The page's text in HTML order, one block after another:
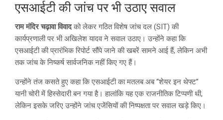
एसआईटी की जांच पर भी उठाए सवाल
राम मंदिर चढ़ावा विवादको लेकर गठित विशेष जांच दल (SIT) की
कार्यप्रणाली पर भी अखिलेश यादव ने सवाल उठाए। उन्होंने कहा कि
एसआईटी की प्रारंभिक रिपोर्ट सौंपे जाने की खबरें सामने आई हैं, लेकिन अभी
तक जांच के निष्कर्ष सार्वजनिक नहीं किए गए हैं।
उन्होंने तंज कसते हुए कहा कि एसआईटी का मतलब अब “शेयर इन थेफ्ट”
यानी चोरी में हिस्सेदारी बन गया है। हालांकि यह एक राजनीतिक टिप्पणी थी,
लेकिन इसके जरिए उन्होंने जांच एजेंसियों की निष्पक्षता पर सवाल खड़े किए।